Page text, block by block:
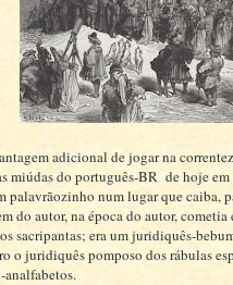
adicional de jogar na
miúdas do português-BR de hoje
palavrãozinho num lugar que caiba,
do autor, na época do autor, cometia
sacripantas; era um juridiquês-
o juridiquês pomposo dos rábulas
analfabetos.